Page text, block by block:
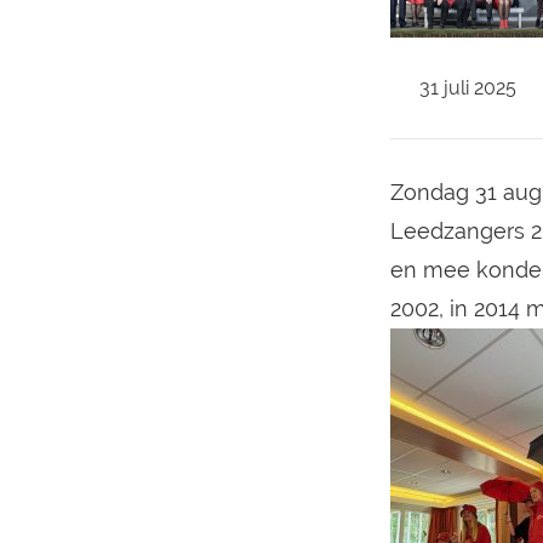
31 juli 2025
Zondag 31
Leedzangers
en mee
2002, in 2014